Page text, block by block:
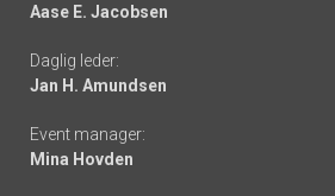
-
links
Aase E. Jacobsen
Daglig leder:
Jan H. Amundsen
Event manager:
Mina Hovden